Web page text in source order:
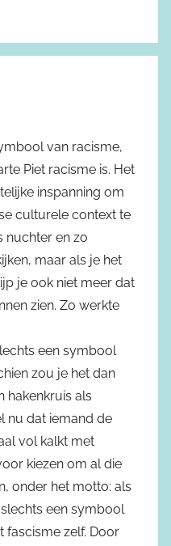
van racisme,
Piet racisme is. Het
inspanning om
culturele context te
nuchter en zo
maar als je het
je ook niet meer dat
zien. Zo werkte
een symbool
zou je het dan
hakenkruis als
nu dat iemand de
vol kalkt met
kiezen om al die
onder het motto: als
een symbool
fascisme zelf. Door